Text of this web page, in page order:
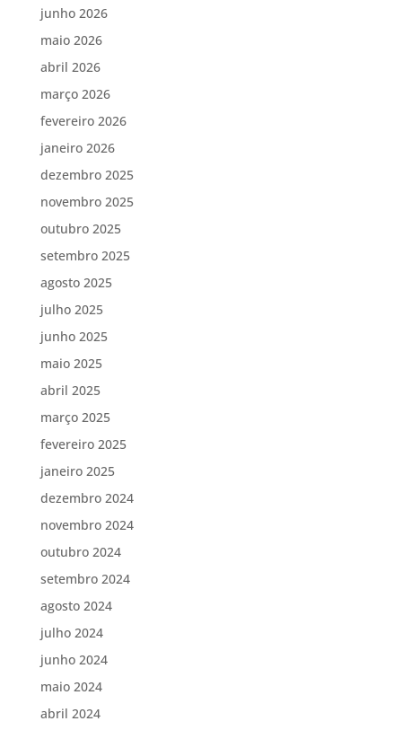
junho 2026
maio 2026
abril 2026
março 2026
fevereiro 2026
janeiro 2026
dezembro 2025
novembro 2025
outubro 2025
setembro 2025
agosto 2025
julho 2025
junho 2025
maio 2025
abril 2025
março 2025
fevereiro 2025
janeiro 2025
dezembro 2024
novembro 2024
outubro 2024
setembro 2024
agosto 2024
julho 2024
junho 2024
maio 2024
abril 2024